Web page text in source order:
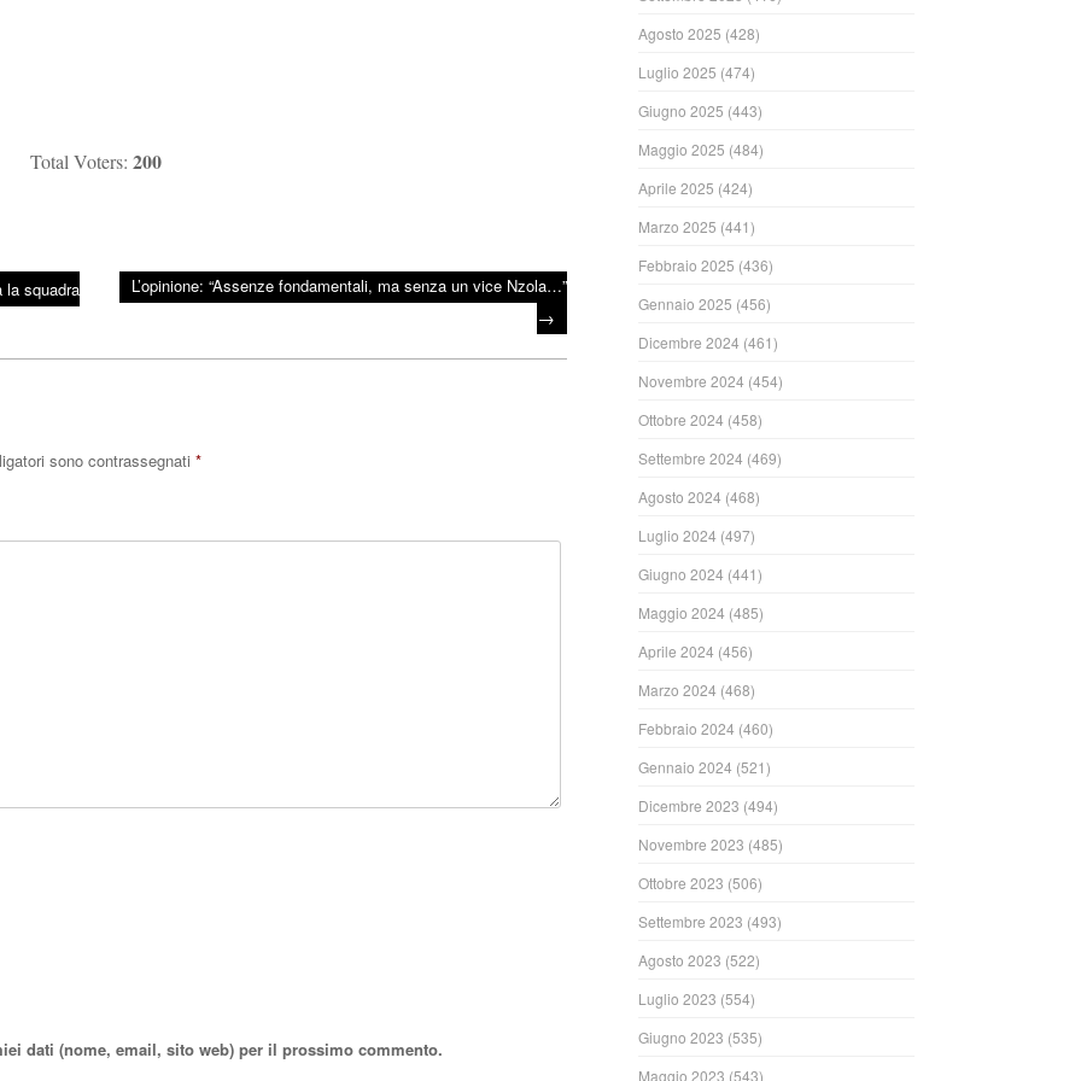
Total Voters:200
la squadra
L’opinione: “Assenze fondamentali, ma senza un vice Nzola…”
→
sono contrassegnati *
dati (nome, email, sito web) per il prossimo commento.
Agosto 2025 (428)
Luglio 2025 (474)
Giugno 2025 (443)
Maggio 2025 (484)
Aprile 2025 (424)
Marzo 2025 (441)
Febbraio 2025 (436)
Gennaio 2025 (456)
Dicembre 2024 (461)
Novembre 2024 (454)
Ottobre 2024 (458)
Settembre 2024 (469)
Agosto 2024 (468)
Luglio 2024 (497)
Giugno 2024 (441)
Maggio 2024 (485)
Aprile 2024 (456)
Marzo 2024 (468)
Febbraio 2024 (460)
Gennaio 2024 (521)
Dicembre 2023 (494)
Novembre 2023 (485)
Ottobre 2023 (506)
Settembre 2023 (493)
Agosto 2023 (522)
Luglio 2023 (554)
Giugno 2023 (535)
Maggio 2023 (543)